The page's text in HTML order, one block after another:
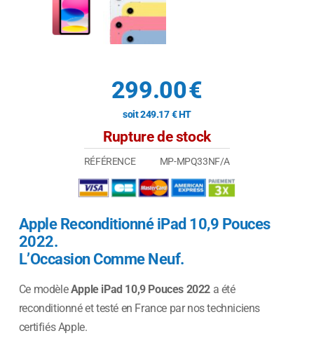
299.00€
soit249.17 €HT
Rupture de stock
RÉFÉRENCE MP-MPQ33NF/A
Apple Reconditionné iPad 10,9 Pouces
2022.
L’Occasion Comme Neuf.
Ce modèleApple iPad 10,9 Pouces 2022 a été
reconditionné et testé en France par nos techniciens
certifiés Apple.